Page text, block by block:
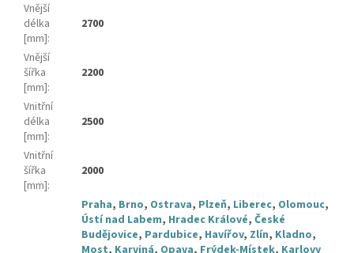
Vnější
délka
[mm]:
2700
Vnější
šířka
[mm]:
2200
Vnitřní
délka
[mm]:
2500
Vnitřní
šířka
[mm]:
2000
Praha, Brno, Ostrava, Plzeň, Liberec, Olomouc,
Ústí nad Labem, Hradec Králové, České
Budějovice, Pardubice, Havířov, Zlín, Kladno,